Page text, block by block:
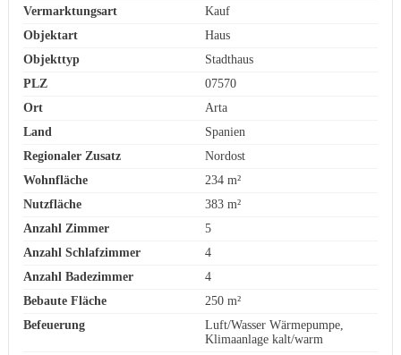
Vermarktungsart
Kauf
Objektart
Haus
Objekttyp
Stadthaus
PLZ
07570
Ort
Arta
Land
Spanien
Regionaler Zusatz
Nordost
Wohnfläche
234 m²
Nutzfläche
383 m²
Anzahl Zimmer
5
Anzahl Schlafzimmer
4
Anzahl Badezimmer
4
Bebaute Fläche
250 m²
Befeuerung
Luft/Wasser Wärmepumpe,
Klimaanlage kalt/warm